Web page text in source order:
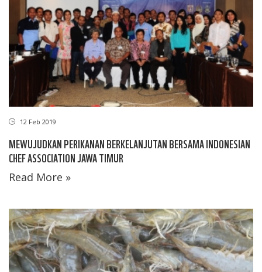
12 Feb 2019
MEWUJUDKAN PERIKANAN BERKELANJUTAN BERSAMA INDONESIAN
CHEF ASSOCIATION JAWA TIMUR
Read More »